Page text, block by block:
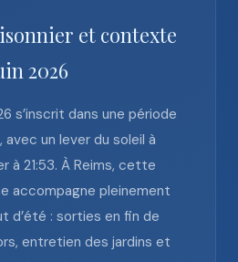
et contexte
2026
s’inscrit dans une période
un lever du soleil à
à 21:53. À Reims, cette
accompagne pleinement
d’été : sorties en fin de
entretien des jardins et